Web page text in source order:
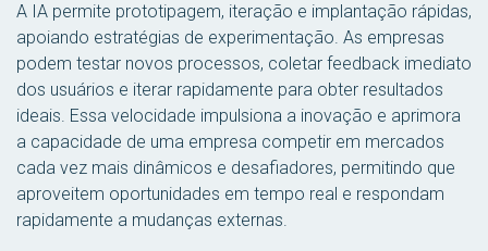
A IA permite prototipagem, iteração e implantação rápidas,
apoiando estratégias de experimentação. As empresas
podem testar novos processos, coletar feedback imediato
dos usuários e iterar rapidamente para obter resultados
ideais. Essa velocidade impulsiona a inovação e aprimora
a capacidade de uma empresa competir em mercados
cada vez mais dinâmicos e desafiadores, permitindo que
aproveitem oportunidades em tempo real e respondam
rapidamente a mudanças externas.